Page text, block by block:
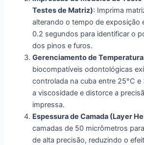
Testes de Matriz): Imprima
alterando o tempo de exposição
0.2 segundos para identificar o
dos pinos e furos.
Gerenciamento de Temperatura
biocompatíveis odontológicas
controlada na cuba entre 25°C e
a viscosidade e distorce a
impressa.
Espessura de Camada (Layer
camadas de 50 micrômetros
de alta precisão, reduzindo o